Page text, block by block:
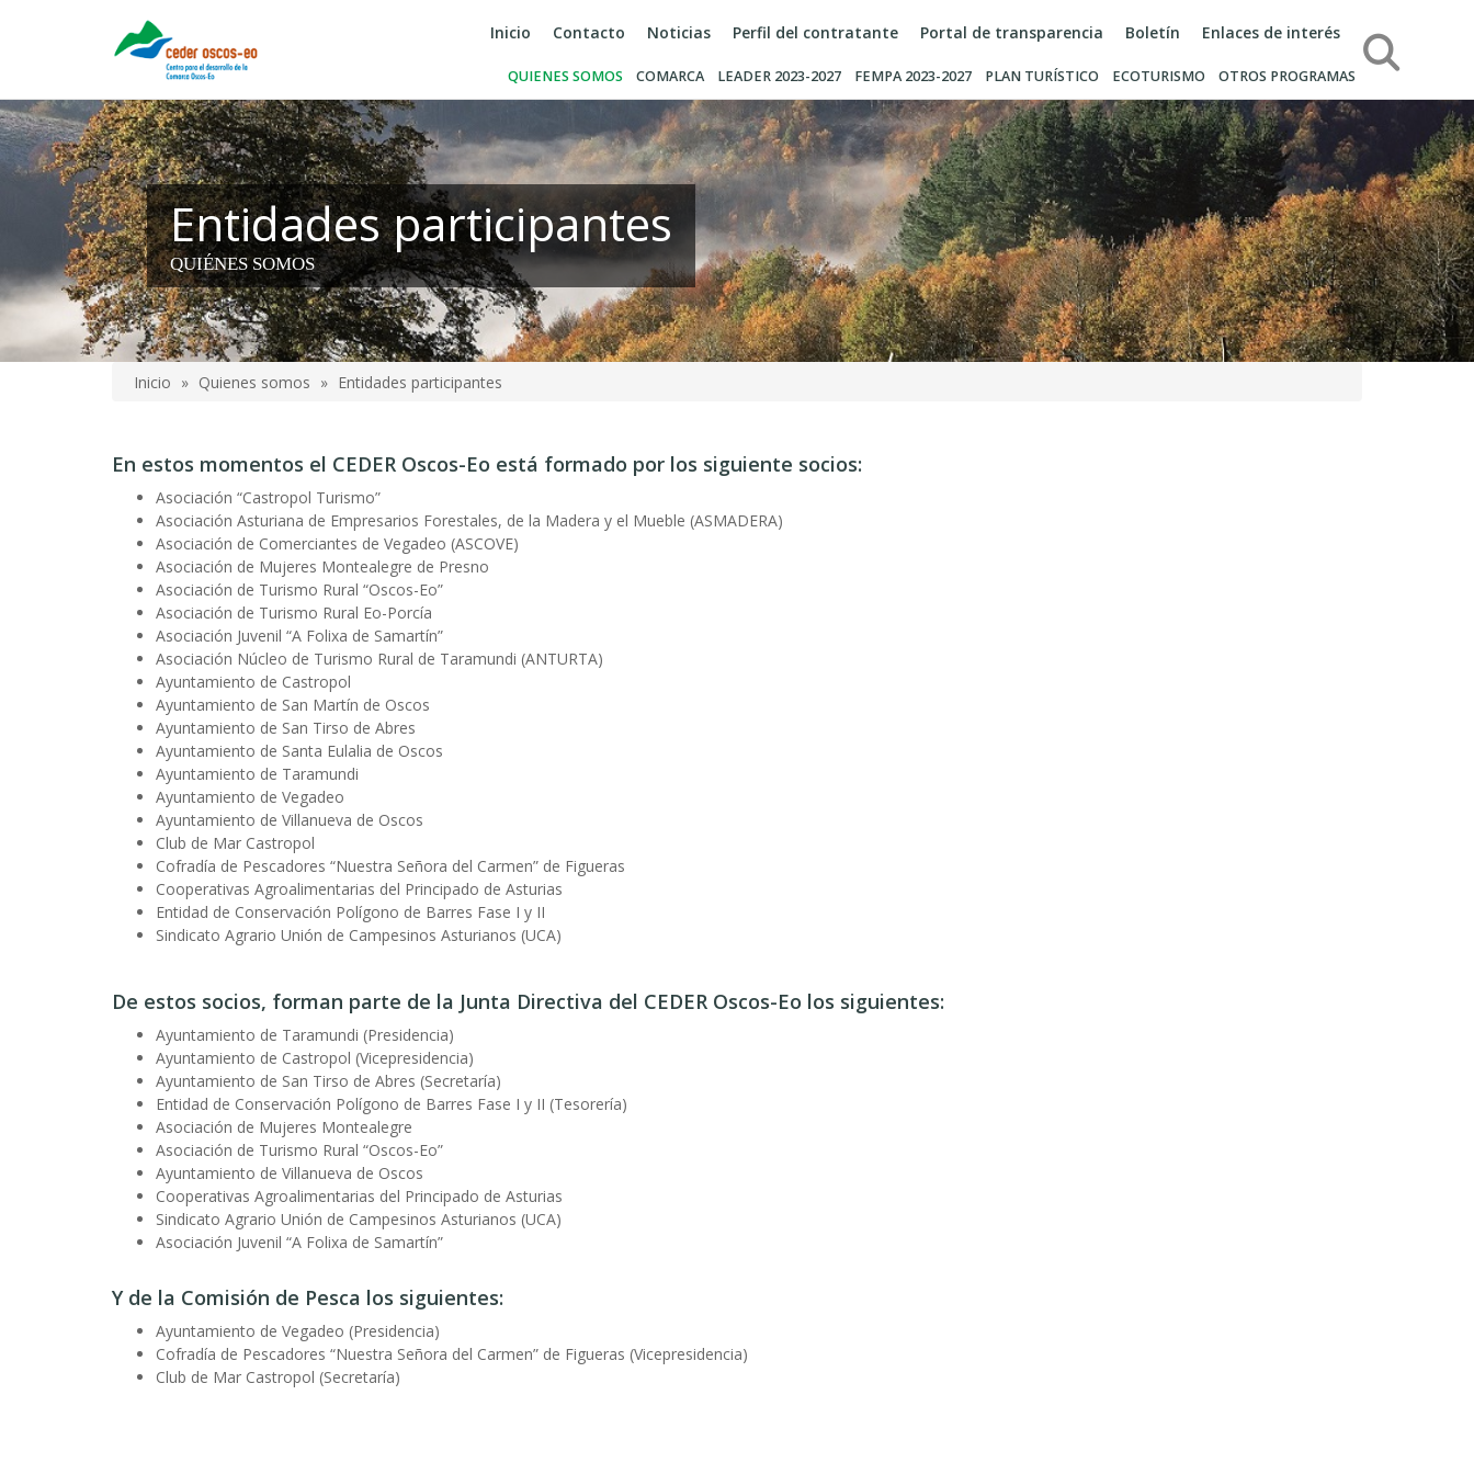
Inicio Contacto Noticias Perfil del contratante Portal de transparencia Boletín Enlaces de interés
QUIENES SOMOS COMARCA LEADER 2023-2027 FEMPA 2023-2027 PLAN TURÍSTICO ECOTURISMO OTROS PROGRAMAS
Búsqueda
Entidades participantes
QUIÉNES SOMOS
enlaces
de
ayuda
a
la
navegación
Inicio Quienes somos Entidades participantes
En estos momentos el CEDER Oscos-Eo está formado por los siguiente socios:
Asociación “Castropol Turismo”
Asociación Asturiana de Empresarios Forestales, de la Madera y el Mueble (ASMADERA)
Asociación de Comerciantes de Vegadeo (ASCOVE)
Asociación de Mujeres Montealegre de Presno
Asociación de Turismo Rural “Oscos-Eo”
Asociación de Turismo Rural Eo-Porcía
Asociación Juvenil “A Folixa de Samartín”
Asociación Núcleo de Turismo Rural de Taramundi (ANTURTA)
Ayuntamiento de Castropol
Ayuntamiento de San Martín de Oscos
Ayuntamiento de San Tirso de Abres
Ayuntamiento de Santa Eulalia de Oscos
Ayuntamiento de Taramundi
Ayuntamiento de Vegadeo
Ayuntamiento de Villanueva de Oscos
Club de Mar Castropol
Cofradía de Pescadores “Nuestra Señora del Carmen” de Figueras
Cooperativas Agroalimentarias del Principado de Asturias
Entidad de Conservación Polígono de Barres Fase I y II
Sindicato Agrario Unión de Campesinos Asturianos (UCA)
De estos socios, forman parte de la Junta Directiva del CEDER Oscos-Eo los siguientes:
Ayuntamiento de Taramundi (Presidencia)
Ayuntamiento de Castropol (Vicepresidencia)
Ayuntamiento de San Tirso de Abres (Secretaría)
Entidad de Conservación Polígono de Barres Fase I y II (Tesorería)
Asociación de Mujeres Montealegre
Asociación de Turismo Rural “Oscos-Eo”
Ayuntamiento de Villanueva de Oscos
Cooperativas Agroalimentarias del Principado de Asturias
Sindicato Agrario Unión de Campesinos Asturianos (UCA)
Asociación Juvenil “A Folixa de Samartín”
Y de la Comisión de Pesca los siguientes:
Ayuntamiento de Vegadeo (Presidencia)
Cofradía de Pescadores “Nuestra Señora del Carmen” de Figueras (Vicepresidencia)
Club de Mar Castropol (Secretaría)